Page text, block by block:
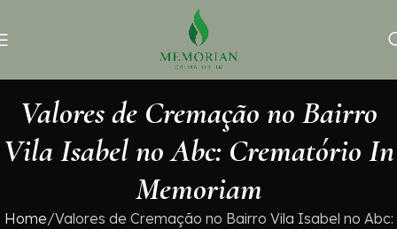
Valores de Cremação no Bairro
Vila Isabel no Abc: Crematório In
Memoriam
Home Valores de Cremação no Bairro Vila Isabel no Abc: